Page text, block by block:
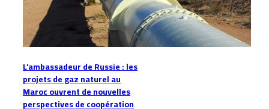
L’ambassadeur de Russie : les
projets de gaz naturel au
Maroc ouvrent de nouvelles
perspectives de coopération